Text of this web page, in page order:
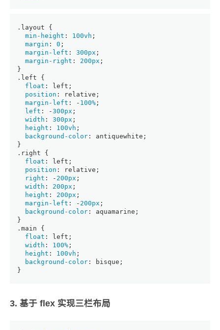
.layout {
min-height : 100vh ;
margin : 0 ;
margin-left : 300px ;
margin-right : 200px ;
}
.left {
float : left;
position : relative;
margin-left : - 100% ;
left : -300px ;
width : 300px ;
height : 100vh ;
background-color : antiquewhite;
}
.right {
float : left;
position : relative;
right : - 200px ;
width : 200px ;
height : 200px ;
margin-left : - 200px ;
background-color : aquamarine;
}
.main {
float : left;
width : 100% ;
height : 100vh ;
background-color : bisque;
}
3. 基于 flex 实现三栏布局